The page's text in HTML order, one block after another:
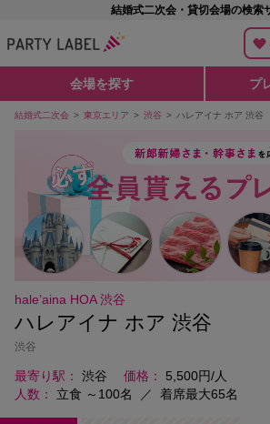
結婚式二次会・貸切会場の検索
会場を探す プ
結婚式二次会 東京エリア 渋谷 ハレアイナ ホア 渋谷
hale’aina HOA 渋谷
ハレアイナ ホア 渋谷
渋谷
最寄り駅 渋谷 価格
5,500円/人
人数
立食 ～100名 ／ 着席最大65名